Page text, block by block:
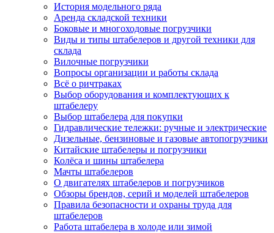
История модельного ряда
Аренда складской техники
Боковые и многоходовые погрузчики
Виды и типы штабелеров и другой техники для
склада
Вилочные погрузчики
Вопросы организации и работы склада
Всё о ричтраках
Выбор оборудования и комплектующих к
штабелеру
Выбор штабелера для покупки
Гидравлические тележки: ручные и электрические
Дизельные, бензиновые и газовые автопогрузчики
Китайские штабелеры и погрузчики
Колёса и шины штабелера
Мачты штабелеров
О двигателях штабелеров и погрузчиков
Обзоры брендов, серий и моделей штабелеров
Правила безопасности и охраны труда для
штабелеров
Работа штабелера в холоде или зимой